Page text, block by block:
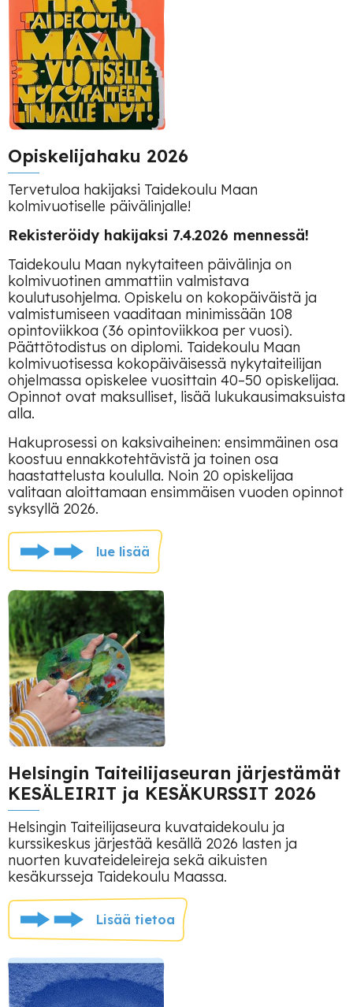
Opiskelijahaku 2026
Tervetuloa hakijaksi Taidekoulu Maan
kolmivuotiselle päivälinjalle!
Rekisteröidy hakijaksi 7.4.2026 mennessä!
Taidekoulu Maan nykytaiteen päivälinja on
kolmivuotinen ammattiin valmistava
koulutusohjelma. Opiskelu on kokopäiväistä ja
valmistumiseen vaaditaan minimissään 108
opintoviikkoa (36 opintoviikkoa per vuosi).
Päättötodistus on diplomi. Taidekoulu Maan
kolmivuotisessa kokopäiväisessä nykytaiteilijan
ohjelmassa opiskelee vuosittain 40–50 opiskelijaa.
Opinnot ovat maksulliset, lisää lukukausimaksuista
alla.
Hakuprosessi on kaksivaiheinen: ensimmäinen osa
koostuu ennakkotehtävistä ja toinen osa
haastattelusta koululla. Noin 20 opiskelijaa
valitaan aloittamaan ensimmäisen vuoden opinnot
syksyllä 2026.
lue lisää
Helsingin Taiteilijaseuran järjestämät
KESÄLEIRIT ja KESÄKURSSIT 2026
Helsingin Taiteilijaseura kuvataidekoulu ja
kurssikeskus järjestää kesällä 2026 lasten ja
nuorten kuvateideleireja sekä aikuisten
kesäkursseja Taidekoulu Maassa.
Lisää tietoa